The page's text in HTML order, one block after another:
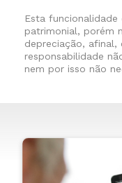
Esta
patrimonial, porém
depreciação,
responsabilidade
nem por isso não